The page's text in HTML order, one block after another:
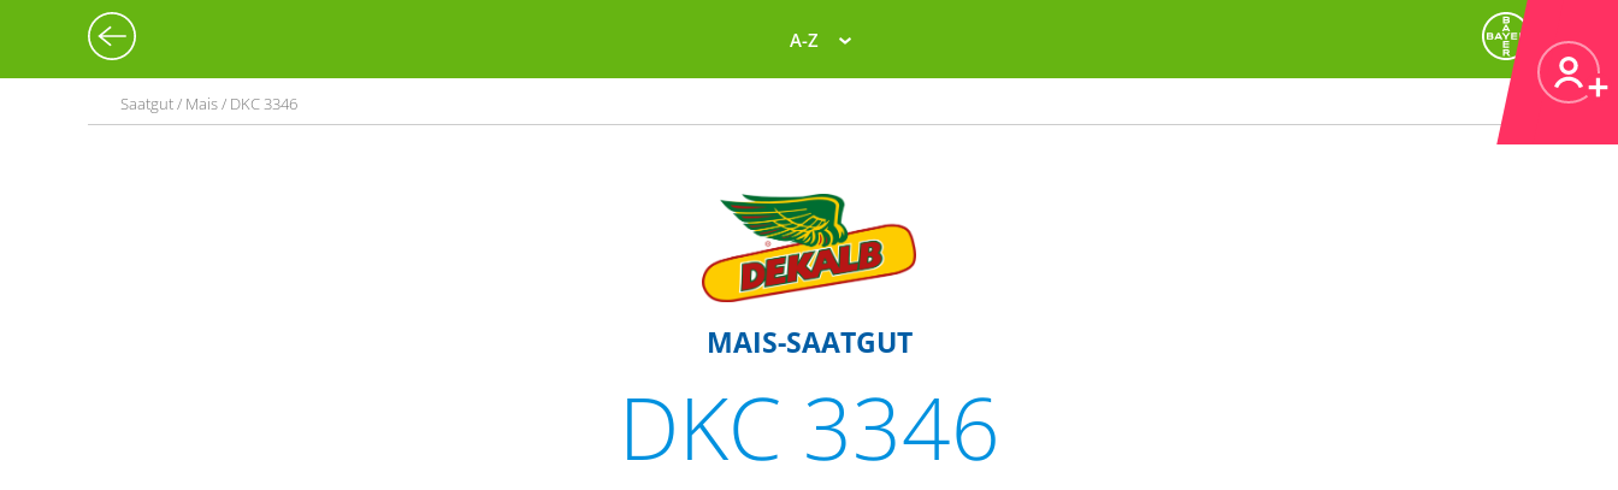
A-Z
Saatgut / Mais / DKC 3346
MAIS-SAATGUT
DKC 3346